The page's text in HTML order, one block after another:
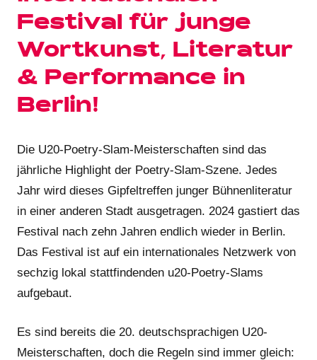
Festival für junge
Wortkunst, Literatur
& Performance in
Berlin!
Die U20-Poetry-Slam-Meisterschaften sind das
jährliche Highlight der Poetry-Slam-Szene. Jedes
Jahr wird dieses Gipfeltreffen junger Bühnenliteratur
in einer anderen Stadt ausgetragen. 2024 gastiert das
Festival nach zehn Jahren endlich wieder in Berlin.
Das Festival ist auf ein internationales Netzwerk von
sechzig lokal stattfindenden u20-Poetry-Slams
aufgebaut.
Es sind bereits die 20. deutschsprachigen U20-
Meisterschaften, doch die Regeln sind immer gleich: